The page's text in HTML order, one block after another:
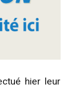
hier leur